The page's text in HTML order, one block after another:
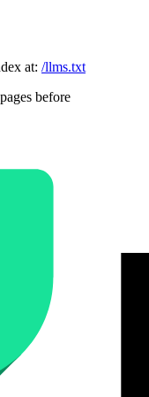
at: /llms.txt
before